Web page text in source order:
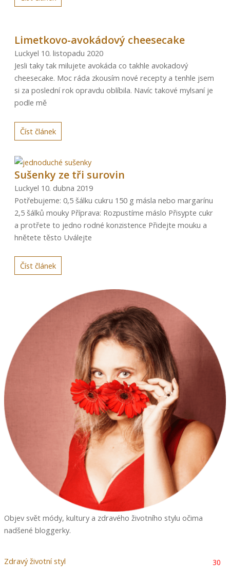
Limetkovo-avokádový cheesecake
Luckyel 10. listopadu 2020
Jesli taky tak milujete avokáda co takhle avokadový
cheesecake. Moc ráda zkousím nové recepty a tenhle jsem
si za poslední rok opravdu oblíbila. Navíc takové mylsaní je
podle mě
Číst článek
Sušenky ze tři surovin
Luckyel 10. dubna 2019
Potřebujeme: 0,5 šálku cukru 150 g másla nebo margarínu
2,5 šálků mouky Příprava: Rozpustíme máslo Přisypte cukr
a protřete to jedno rodné konzistence Přidejte mouku a
hnětete těsto Uválejte
Číst článek
Objev svět módy, kultury a zdravého životního stylu očima
nadšené bloggerky.
Zdravý životní styl 30